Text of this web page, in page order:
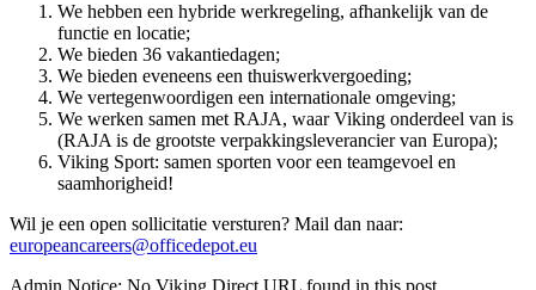
We hebben een hybride werkregeling, afhankelijk van de
functie en locatie;
We bieden 36 vakantiedagen;
We bieden eveneens een thuiswerkvergoeding;
We vertegenwoordigen een internationale omgeving;
We werken samen met RAJA, waar Viking onderdeel van is
(RAJA is de grootste verpakkingsleverancier van Europa);
Viking Sport: samen sporten voor een teamgevoel en
saamhorigheid!
Wil je een open sollicitatie versturen? Mail dan naar:
europeancareers@officedepot.eu
Admin Notice: No Viking Direct URL found in this post.